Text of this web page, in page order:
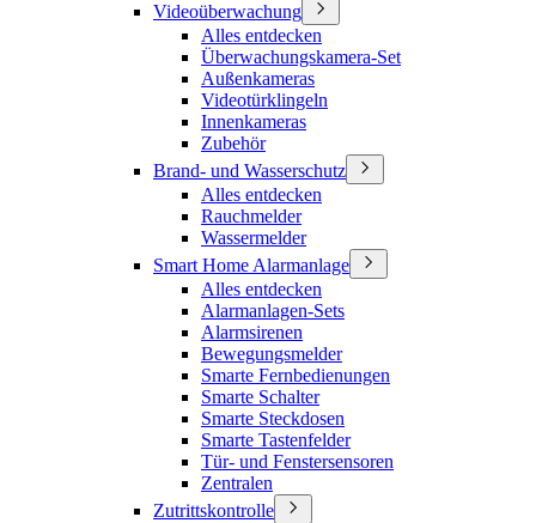
Videoüberwachung
Alles entdecken
Überwachungskamera-Set
Außenkameras
Videotürklingeln
Innenkameras
Zubehör
Brand- und Wasserschutz
Alles entdecken
Rauchmelder
Wassermelder
Smart Home Alarmanlage
Alles entdecken
Alarmanlagen-Sets
Alarmsirenen
Bewegungsmelder
Smarte Fernbedienungen
Smarte Schalter
Smarte Steckdosen
Smarte Tastenfelder
Tür- und Fenstersensoren
Zentralen
Zutrittskontrolle